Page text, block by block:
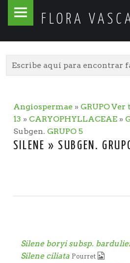
FLORA
Flora
Skip
Ver
Angiospermae» GRUPO
13 » CARYOPHYLLACEAE»
Subgen. GRUPO 5
SILENE » SUBGEN.
Silene boryi subsp.
Silene ciliata Pourret